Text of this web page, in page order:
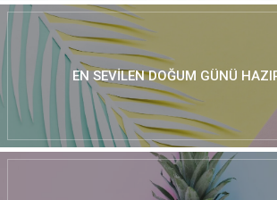
EN SEVILEN DOĞUM GÜNÜ